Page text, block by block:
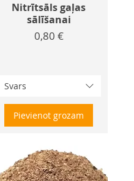
Nitrītsāls gaļas
sālīšanai
Cena
0,80 €
Svars
Pievienot grozam